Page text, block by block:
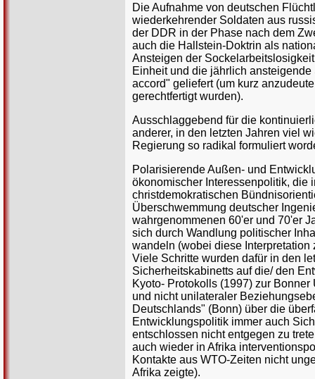
Die Aufnahme von deutschen
wiederkehrender Soldaten aus
der DDR in der Phase nach dem
auch die Hallstein-Doktrin als
Ansteigen der
Einheit und die jährlich
accord" geliefert (um kurz
gerechtfertigt wurden).
Ausschlaggebend für die
anderer, in den letzten Jahren viel
Regierung so radikal formuliert
Polarisierende Außen- und
ökonomischer Interessenpolitik, die
christdemokratischen
Überschwemmung deutscher
wahrgenommenen 60'er und 70'er
sich durch Wandlung politischer
wandeln (wobei diese
Viele Schritte wurden dafür in den
Sicherheitskabinetts auf die/ den
Kyoto- Protokolls (1997) zur
und nicht unilateraler
Deutschlands" (Bonn) über die
Entwicklungspolitik immer auch
entschlossen nicht entgegen zu
auch wieder in Afrika
Kontakte aus WTO-Zeiten nicht
Afrika zeigte).